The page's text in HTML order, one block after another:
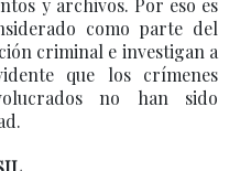
y archivos. Por eso es
como parte del
criminal e investigan a
que los crímenes
no han sido